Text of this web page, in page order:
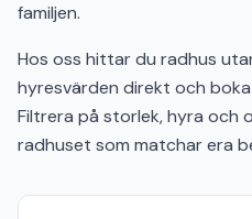
familjen.
Hos oss hittar du radhus
hyresvärden direkt och
Filtrera på storlek, hyra och
radhuset som matchar era